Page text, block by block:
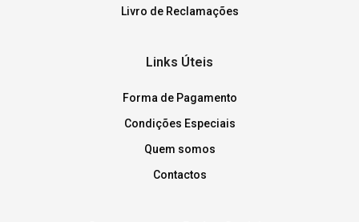
Livro de Reclamações
Links Úteis
Forma de Pagamento
Condições Especiais
Quem somos
Contactos